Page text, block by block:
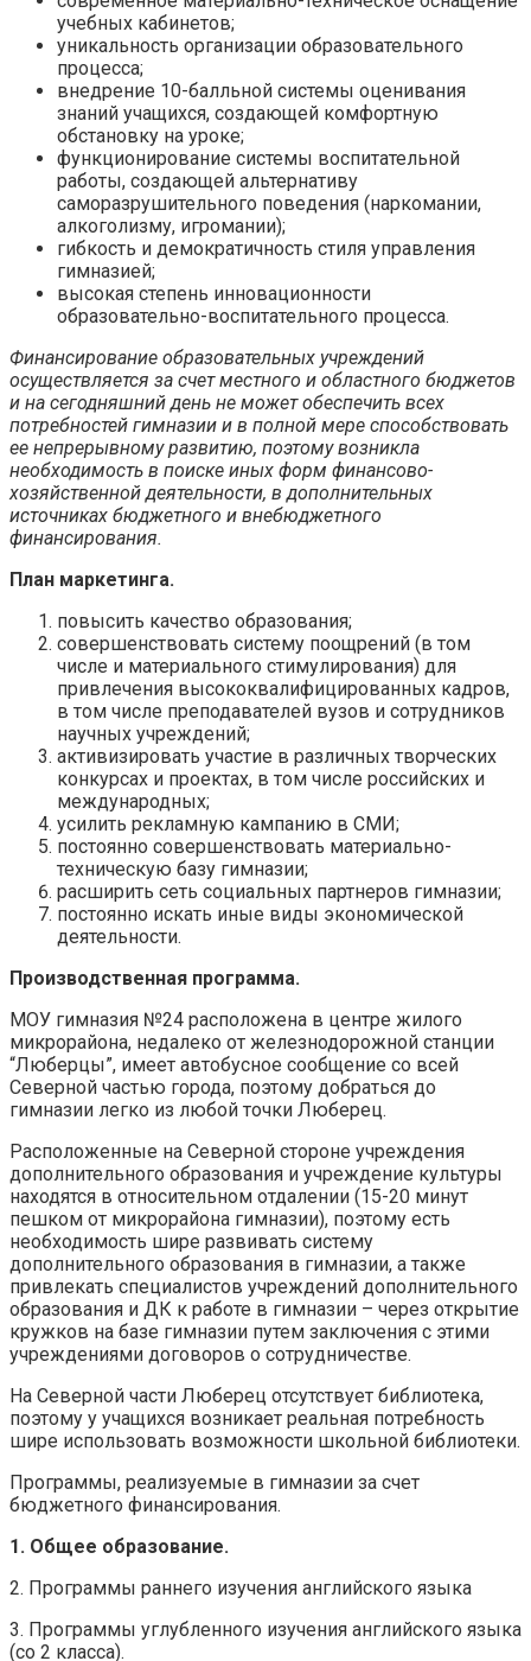
учебных кабинетов;
уникальность организации образовательного
процесса;
внедрение 10-балльной системы оценивания
знаний учащихся, создающей комфортную
обстановку на уроке;
функционирование системы воспитательной
работы, создающей альтернативу
саморазрушительного поведения (наркомании,
алкоголизму, игромании);
гибкость и демократичность стиля управления
гимназией;
высокая степень инновационности
образовательно-воспитательного процесса.
Финансирование образовательных учреждений
осуществляется за счет местного и областного бюджетов
и на сегодняшний день не может обеспечить всех
потребностей гимназии и в полной мере способствовать
ее непрерывному развитию, поэтому возникла
необходимость в поиске иных форм финансово-
хозяйственной деятельности, в дополнительных
источниках бюджетного и внебюджетного
финансирования.
План маркетинга.
повысить качество образования;
совершенствовать систему поощрений (в том
числе и материального стимулирования) для
привлечения высококвалифицированных кадров,
в том числе преподавателей вузов и сотрудников
научных учреждений;
активизировать участие в различных творческих
конкурсах и проектах, в том числе российских и
международных;
усилить рекламную кампанию в СМИ;
постоянно совершенствовать материально-
техническую базу гимназии;
расширить сеть социальных партнеров гимназии;
постоянно искать иные виды экономической
деятельности.
Производственная программа.
МОУ гимназия №24 расположена в центре жилого
микрорайона, недалеко от железнодорожной станции
“Люберцы”, имеет автобусное сообщение со всей
Северной частью города, поэтому добраться до
гимназии легко из любой точки Люберец.
Расположенные на Северной стороне учреждения
дополнительного образования и учреждение культуры
находятся в относительном отдалении (15-20 минут
пешком от микрорайона гимназии), поэтому есть
необходимость шире развивать систему
дополнительного образования в гимназии, а также
привлекать специалистов учреждений дополнительного
образования и ДК к работе в гимназии – через открытие
кружков на базе гимназии путем заключения с этими
учреждениями договоров о сотрудничестве.
На Северной части Люберец отсутствует библиотека,
поэтому у учащихся возникает реальная потребность
шире использовать возможности школьной библиотеки.
Программы, реализуемые в гимназии за счет
бюджетного финансирования.
1. Общее образование.
2. Программы раннего изучения английского языка
3. Программы углубленного изучения английского языка
(со 2 класса).